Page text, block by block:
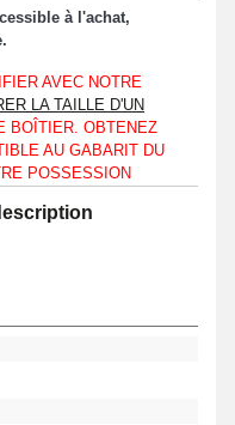
à l'achat,
AVEC NOTRE
LA TAILLE D'UN
BOÎTIER. OBTENEZ
AU GABARIT DU
POSSESSION
TIMEX OU MÊME
avec un boîtier de montre
endommagé, ce
est employé afin de
À hauteur d'un boîtier